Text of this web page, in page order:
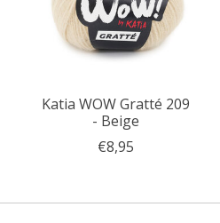
Katia WOW Gratté 209
- Beige
€8,95